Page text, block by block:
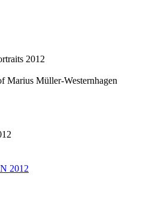
2012
Marius Müller-Westernhagen